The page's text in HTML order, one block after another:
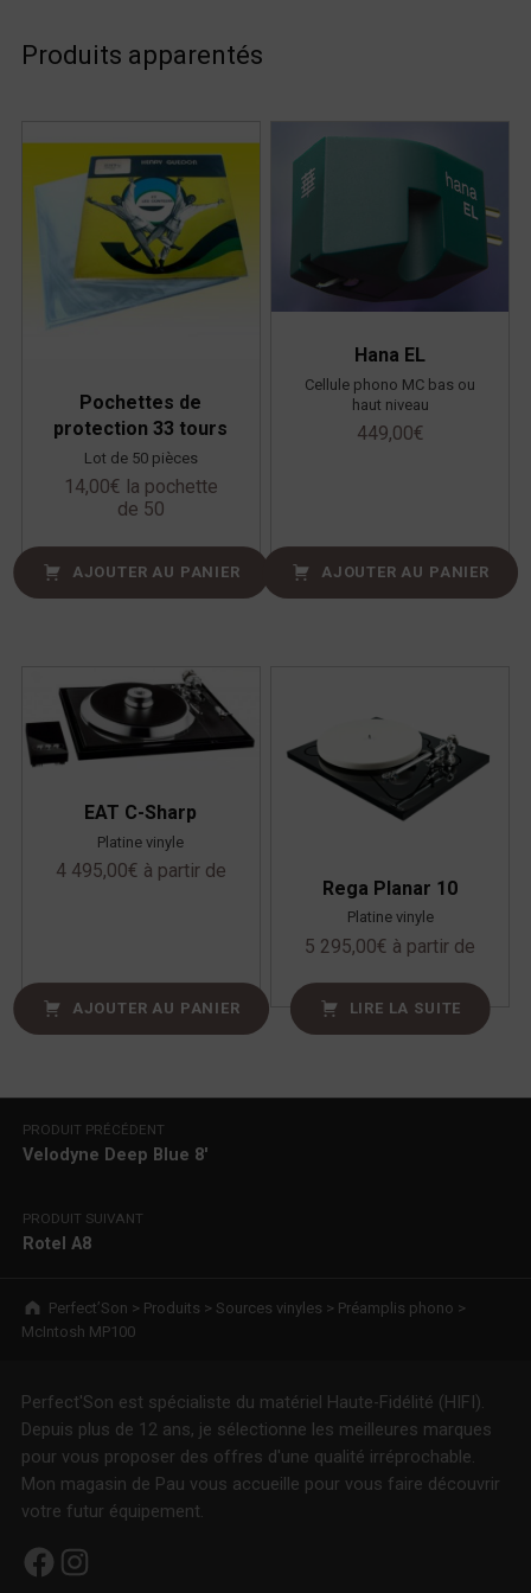
Produits apparentés
Pochettes de
protection 33 tours
Lot de 50 pièces
14,00€ la pochette
de 50
AJOUTER AU PANIER
Hana EL
Cellule phono MC bas ou
haut niveau
449,00€
AJOUTER AU PANIER
EAT C-Sharp
Platine vinyle
4 495,00€ à partir de
AJOUTER AU PANIER
Rega Planar 10
Platine vinyle
5 295,00€ à partir de
LIRE LA SUITE
Navigation de l’article
PRODUIT PRÉCÉDENT
Velodyne Deep Blue 8′
PRODUIT SUIVANT
Rotel A8
Breadcrumbs navigation
Perfect’Son > Produits > Sources vinyles > Préamplis phono >
McIntosh MP100
Perfect'Son est spécialiste du matériel Haute-Fidélité (HIFI).
Depuis plus de 12 ans, je sélectionne les meilleures marques
pour vous proposer des offres d'une qualité irréprochable.
Mon magasin de Pau vous accueille pour vous faire découvrir
votre futur équipement.
Facebook Instagram